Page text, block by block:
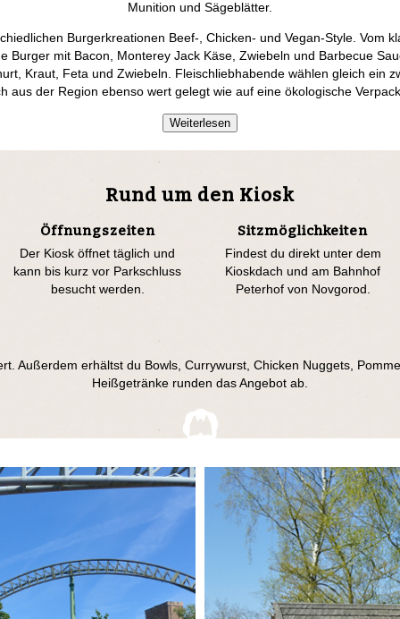
Munition und Sägeblätter.
Burgerkreationen Beef-, Chicken- und Vegan-Style. Vom
Burger mit Bacon, Monterey Jack Käse, Zwiebeln und Barbecue
Kraut, Feta und Zwiebeln. Fleischliebhabende wählen gleich ein
aus der Region ebenso wert gelegt wie auf eine ökologische
Weiterlesen
Rund um den Kiosk
Öffnungszeiten
Der Kiosk öffnet täglich und
kann bis kurz vor Parkschluss
besucht werden.
Sitzmöglichkeiten
Findest du direkt unter dem
Kioskdach und am Bahnhof
Peterhof von Novgorod.
Außerdem erhältst du Bowls, Currywurst, Chicken Nuggets,
Heißgetränke runden das Angebot ab.